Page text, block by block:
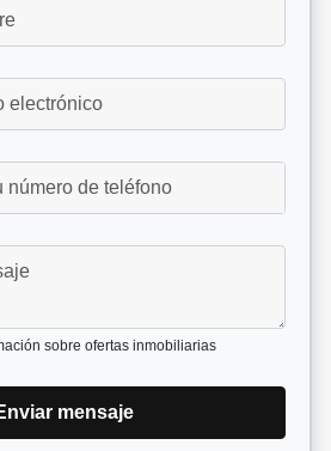
sobre ofertas inmobiliarias
mensaje